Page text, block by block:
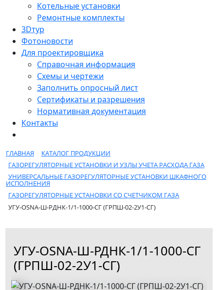
Котельные установки
Ремонтные комплекты
3Dтур
Фотоновости
Для проектировщика
Справочная информация
Схемы и чертежи
Заполнить опросный лист
Сертификаты и разрешения
Нормативная документация
Контакты
ГЛАВНАЯ
КАТАЛОГ ПРОДУКЦИИ
ГАЗОРЕГУЛЯТОРНЫЕ УСТАНОВКИ И УЗЛЫ УЧЕТА РАСХОДА ГАЗА
УНИВЕРСАЛЬНЫЕ ГАЗОРЕГУЛЯТОРНЫЕ УСТАНОВКИ ШКАФНОГО
ИСПОЛНЕНИЯ
ГАЗОРЕГУЛЯТОРНЫЕ УСТАНОВКИ СО СЧЕТЧИКОМ ГАЗА
УГУ-OSNA-Ш-РДНК-1/1-1000-СГ (ГРПШ-02-2У1-СГ)
УГУ-OSNA-Ш-РДНК-1/1-1000-СГ
(ГРПШ-02-2У1-СГ)